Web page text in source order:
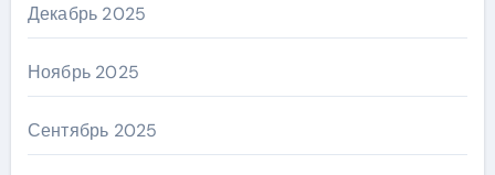
Декабрь 2025
Ноябрь 2025
Сентябрь 2025